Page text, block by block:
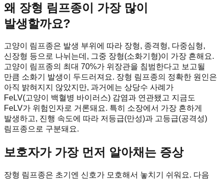
왜 장형 림프종이 가장 많이
발생할까요?
고양이 림프종은 발생 부위에 따라 장형, 종격형, 다중심형,
신장형 등으로 나뉘는데, 그중 장형(소화기형)이 가장 흔해요.
고양이 림프종의 최대 70%가 위장관을 침범한다고 보고될
만큼 소화기 발생이 두드러져요. 장형 림프종의 정확한 원인은
아직 밝혀지지 않았지만, 과거에는 상당수 사례가
FeLV(고양이 백혈병 바이러스) 감염과 연관됐고 지금도
FeLV가 위험인자로 거론돼요. 특히 소장에서 가장 흔하게
발생하고, 진행 속도에 따라 저등급(만성)과 고등급(공격성)
림프종으로 구분돼요.
보호자가 가장 먼저 알아채는 증상
장형 림프종은 초기엔 신호가 모호해서 놓치기 쉬워요. 다음